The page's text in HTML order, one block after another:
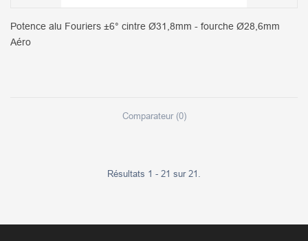
Potence alu Fouriers ±6° cintre Ø31,8mm - fourche Ø28,6mm
Aéro
Comparateur (0)
Résultats 1 - 21 sur 21.